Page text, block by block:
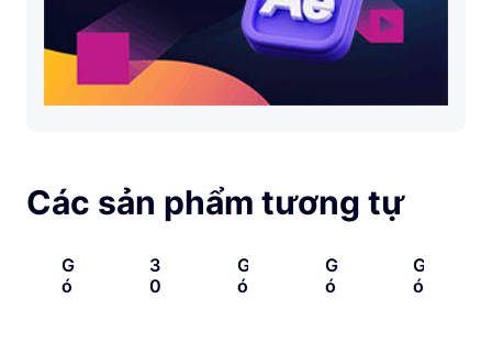
Các sản phẩm tương tự
G
Ó
3
0
G
Ó
G
Ó
G
Ó